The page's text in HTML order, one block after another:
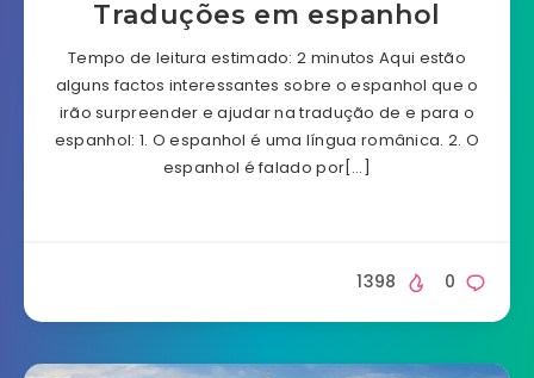
Traduções em espanhol
Tempo de leitura estimado: 2 minutos Aqui estão
alguns factos interessantes sobre o espanhol que o
irão surpreender e ajudar na tradução de e para o
espanhol: 1. O espanhol é uma língua românica. 2. O
espanhol é falado por[…]
0
1398